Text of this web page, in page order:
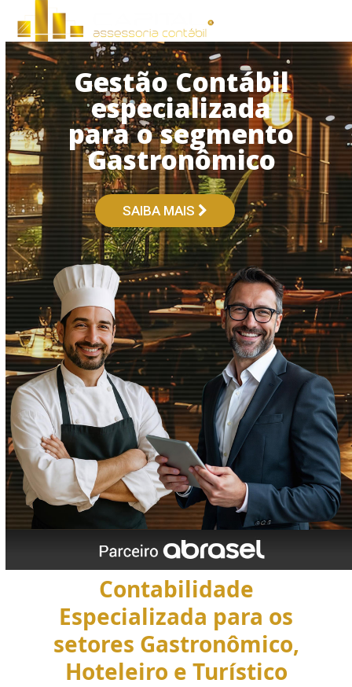
content
Open
mobile
menu
Close
mobile
menu
Gestão Contábil
especializada
para o segmento
Gastronômico
SAIBA MAIS
Contabilidade
Especializada para os
setores Gastronômico,
Hoteleiro e Turístico